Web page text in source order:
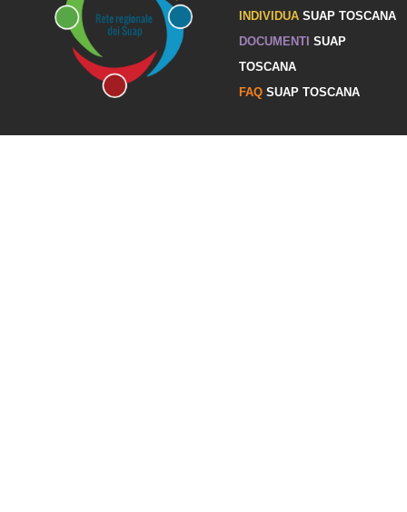
INDIVIDUASUAP TOSCANA
DOCUMENTI SUAP
TOSCANA
FAQSUAP TOSCANA